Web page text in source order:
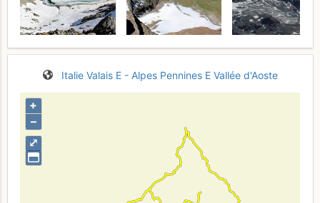
Italie Valais E - Alpes Pennines E Vallée d'Aoste
⤢
+
–